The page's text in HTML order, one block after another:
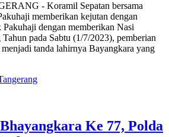
- Koramil Sepatan bersama
memberikan kejutan dengan
dengan memberikan Nasi
pada Sabtu (1/7/2023), pemberian
tanda lahirnya Bayangkara yang
Ke 77, Polda